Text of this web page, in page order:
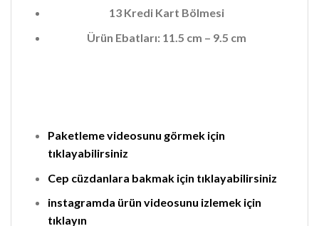
13 Kredi Kart Bölmesi
Ürün Ebatları: 11.5 cm – 9.5 cm
Paketleme videosunu görmek için
tıklayabilirsiniz
Cep cüzdanlara bakmak için tıklayabilirsiniz
instagramda ürün videosunu izlemek için
tıklayın